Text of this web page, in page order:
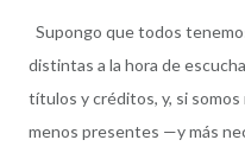
Supongo que todos
distintas a la hora de
títulos y créditos, y, si
menos presentes —y más